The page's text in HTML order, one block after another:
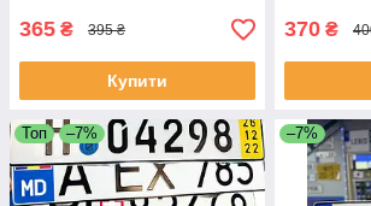
365 ₴ 395 ₴
Купити
370 ₴
Топ –7% –7%